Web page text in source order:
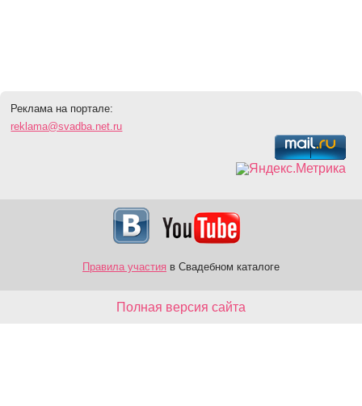
Реклама на портале:
reklama@svadba.net.ru
Правила участия в Свадебном каталоге
Полная версия сайта